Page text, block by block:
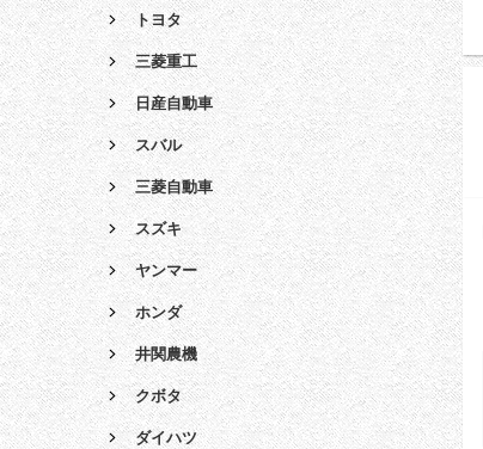
トヨタ
三菱重工
日産自動車
スバル
三菱自動車
スズキ
ヤンマー
ホンダ
井関農機
クボタ
ダイハツ